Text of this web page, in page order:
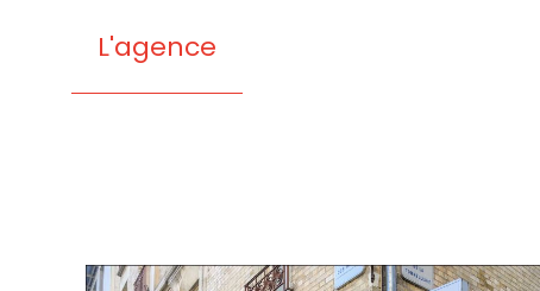
L'agence